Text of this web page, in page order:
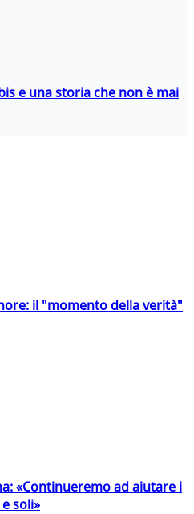
e una storia che non è mai
il "momento della verità"
«Continueremo ad aiutare i
soli»